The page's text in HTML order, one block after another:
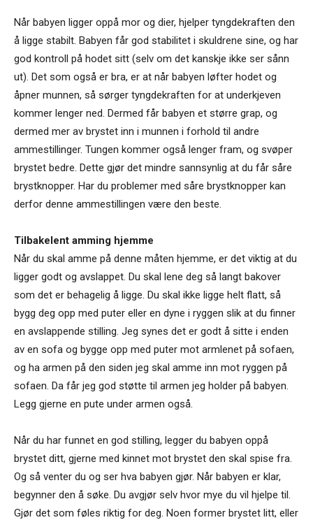
Når babyen ligger oppå mor og dier, hjelper tyngdekraften den
å ligge stabilt. Babyen får god stabilitet i skuldrene sine, og har
god kontroll på hodet sitt (selv om det kanskje ikke ser sånn
ut). Det som også er bra, er at når babyen løfter hodet og
åpner munnen, så sørger tyngdekraften for at underkjeven
kommer lenger ned. Dermed får babyen et større grap, og
dermed mer av brystet inn i munnen i forhold til andre
ammestillinger. Tungen kommer også lenger fram, og svøper
brystet bedre. Dette gjør det mindre sannsynlig at du får såre
brystknopper. Har du problemer med såre brystknopper kan
derfor denne ammestillingen være den beste.
Tilbakelent amming hjemme
Når du skal amme på denne måten hjemme, er det viktig at du
ligger godt og avslappet. Du skal lene deg så langt bakover
som det er behagelig å ligge. Du skal ikke ligge helt flatt, så
bygg deg opp med puter eller en dyne i ryggen slik at du finner
en avslappende stilling. Jeg synes det er godt å sitte i enden
av en sofa og bygge opp med puter mot armlenet på sofaen,
og ha armen på den siden jeg skal amme inn mot ryggen på
sofaen. Da får jeg god støtte til armen jeg holder på babyen.
Legg gjerne en pute under armen også.
Når du har funnet en god stilling, legger du babyen oppå
brystet ditt, gjerne med kinnet mot brystet den skal spise fra.
Og så venter du og ser hva babyen gjør. Når babyen er klar,
begynner den å søke. Du avgjør selv hvor mye du vil hjelpe til.
Gjør det som føles riktig for deg. Noen former brystet litt, eller